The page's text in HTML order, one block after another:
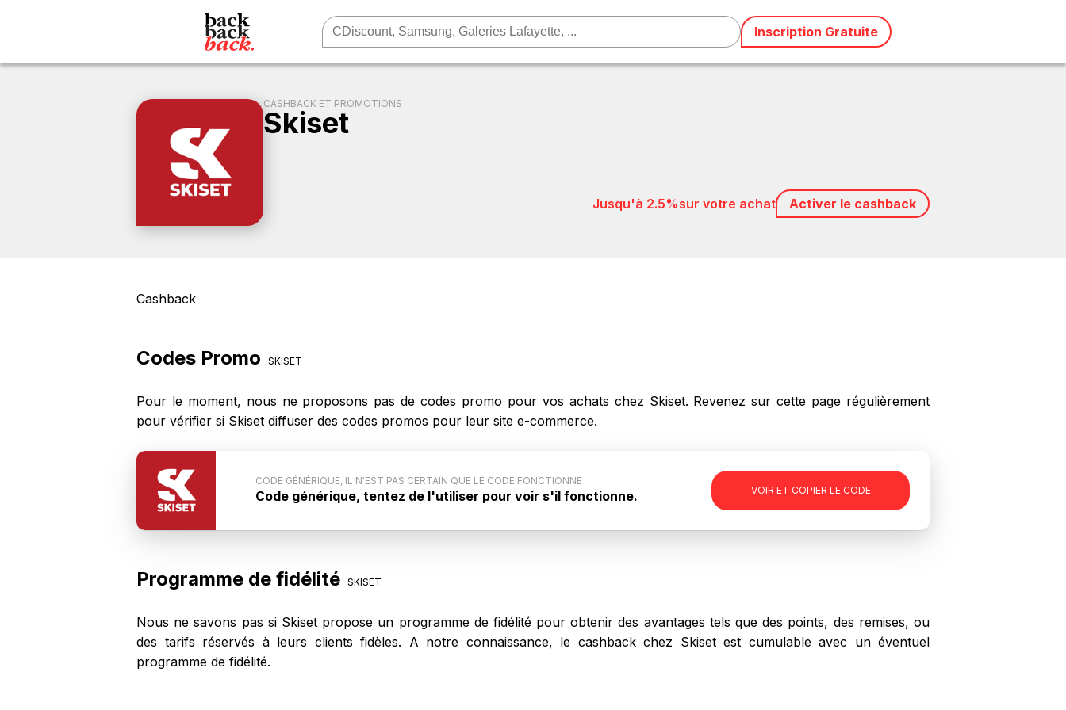
CASHBACK ET PROMOTIONS
Skiset
jusqu'à 2.5%sur votre achat Activer le cashback
Cashback
Codes Promo SKISET
Pour le moment, nous ne proposons pas de codes promo pour vos achats chez Skiset. Revenez sur cette page régulièrement
pour vérifier si Skiset diffuser des codes promos pour leur site e-commerce.
VOIR ET COPIER LE CODE
CODE GÉNÉRIQUE, IL N'EST PAS CERTAIN QUE LE CODE FONCTIONNE
Code générique, tentez de l'utiliser pour voir s'il fonctionne.
pas communiqué par le site internet. Aussi, il est possible que ce code
Programme de fidélité SKISET
Nous ne savons pas si Skiset propose un programme de fidélité pour obtenir des avantages tels que des points, des remises, ou
des tarifs réservés à leurs clients fidèles. A notre connaissance, le cashback chez Skiset est cumulable avec un éventuel
programme de fidélité.
Inscription Gratuite